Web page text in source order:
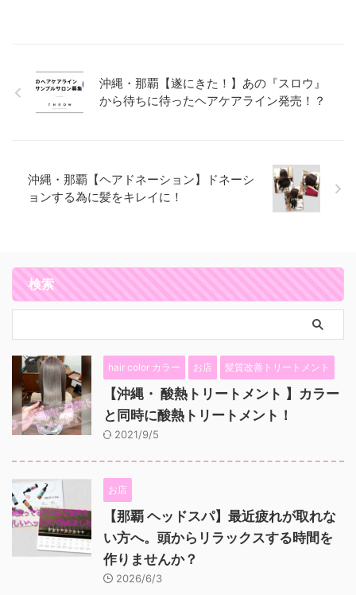
沖縄・那覇【遂にきた！】あの『スロウ』
から待ちに待ったヘアケアライン発売！？
沖縄・那覇【ヘアドネーション】ドネーシ
ョンする為に髪をキレイに！
検索
hair color カラー お店 髪質改善トリートメント
【沖縄・ 酸熱トリートメント 】カラー
と同時に酸熱トリートメント！
2021/9/5
お店
【那覇 ヘッドスパ】最近疲れが取れな
い方へ。頭からリラックスする時間を
作りませんか？
2026/6/3